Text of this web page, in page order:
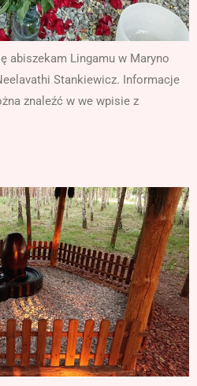
abiszekam Lingamu w Maryno
Stankiewicz. Informacje
znaleźć w we wpisie z